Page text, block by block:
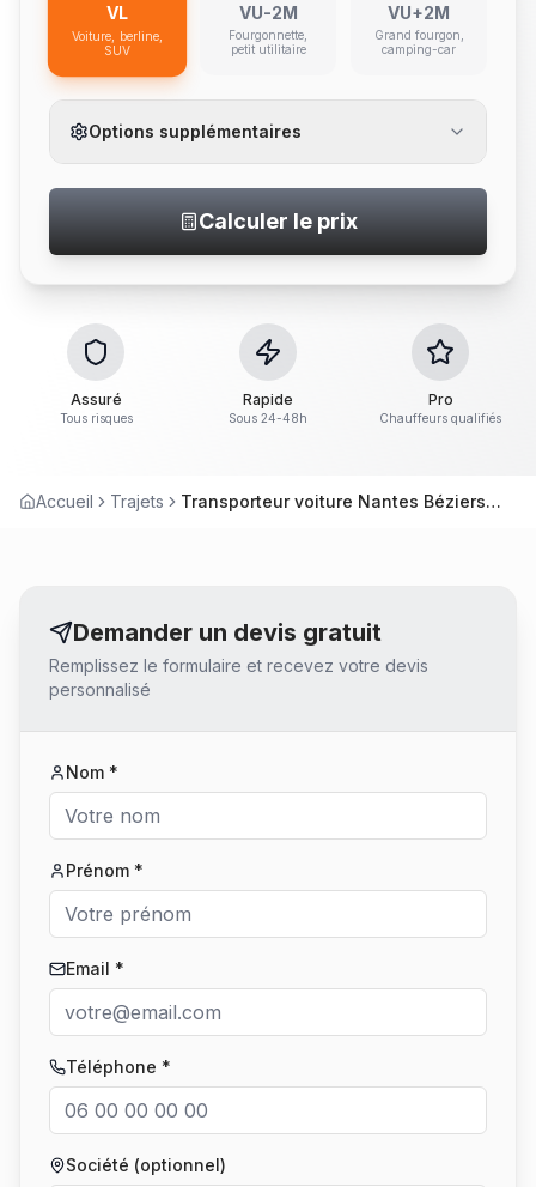
VL
Voiture, berline,
SUV
VU-2M
Fourgonnette,
petit utilitaire
VU+2M
Grand fourgon,
camping-car
Options supplémentaires
Calculer le prix
Assuré
Tous risques
Rapide
Sous 24-48h
Pro
Chauffeurs qualifiés
Accueil Trajets Transporteur voiture Nantes Béziers – Livraison voiture
Demander un devis gratuit
Remplissez le formulaire et recevez votre devis
personnalisé
Nom *
Prénom *
Email *
Téléphone *
Société (optionnel)